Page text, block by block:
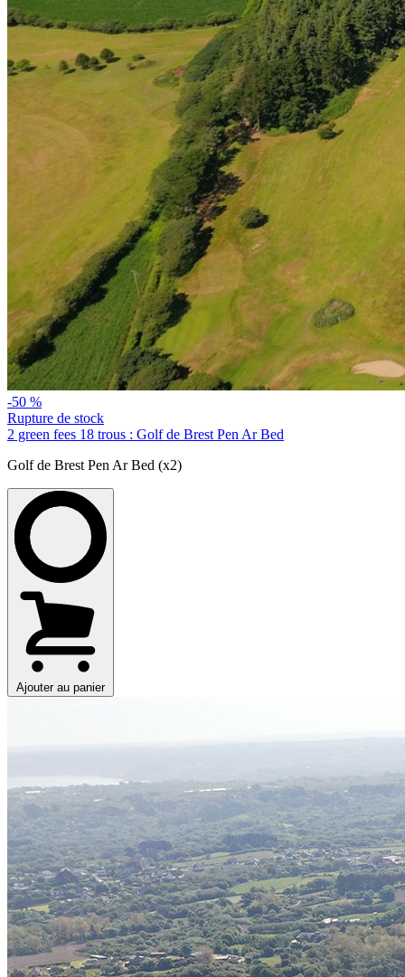
-50 %
Rupture de stock
2 green fees 18 trous : Golf de Brest Pen Ar Bed
Golf de Brest Pen Ar Bed (x2)
Ajouter au panier